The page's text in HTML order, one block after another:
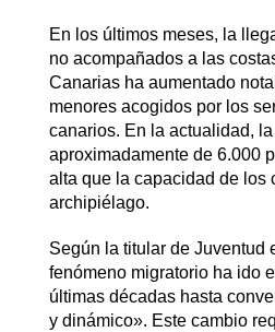
En los últimos meses, la
no acompañados a las
Canarias ha aumentado
menores acogidos por los
canarios. En la actualidad,
aproximadamente de 6.000
alta que la capacidad de los
archipiélago.
Según la titular de Juventud
fenómeno migratorio ha ido
últimas décadas hasta
y dinámico». Este cambio